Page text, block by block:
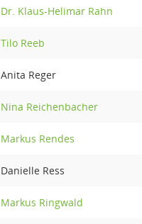
Dr. Klaus-Helimar Rahn
Tilo Reeb
Anita Reger
Nina Reichenbacher
Markus Rendes
Danielle Ress
Markus Ringwald